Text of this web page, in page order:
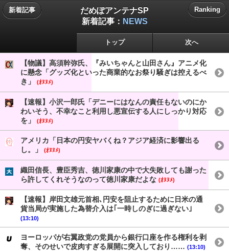
新着記事
だめぽアンテナSP
新着記事： NEWS
Ranking
トップ 次へ
【物議】高須幹弥氏、『みいちゃんと山田さん』アニメ化
に懸念「グッズ化といった商業的なお祭り騒ぎは控えるべ
き」
(ｵﾇﾇﾒ)
【速報】小沢一郎氏「デニーにはなんの責任もないのにか
わいそう、不幸なこと利用し悪宣伝する人にしっかり対応
を」
(ｵﾇﾇﾒ)
アメリカ「日本の円安ヤバくね？アジア経済に影響出る
し。」
(ｵﾇﾇﾒ)
織田信長、豊臣秀吉、徳川家康の中で大失敗しても謝った
ら許してくれそうなのって徳川家康だよな (ｵﾇﾇﾒ)
【速報】岸田文雄元首相､円安を阻止するために日米の通
貨当局が実施した為替介入は｢一時しのぎに過ぎない｣
(13:10)
ヨーロッパが右翼政党の党員から銀行口座を作る権利を剥
奪、そのせいで皮肉すぎる展開に突入しており…… (13:10)